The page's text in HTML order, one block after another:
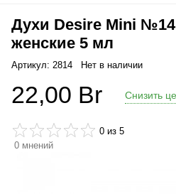
Духи Desire Mini №14
женские 5 мл
Артикул: 2814 Нет в наличии
22,00 Br Снизить
0 из 5
0 мнений